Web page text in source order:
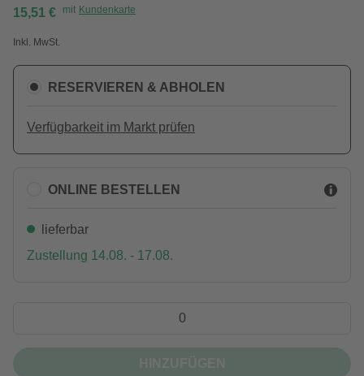
15,51 € mit Kundenkarte
Inkl. MwSt.
RESERVIEREN & ABHOLEN
Verfügbarkeit im Markt prüfen
ONLINE BESTELLEN
lieferbar
Zustellung 14.08. - 17.08.